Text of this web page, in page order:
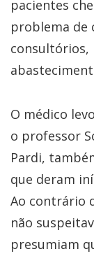
pacientes
problema de
consultórios,
O médico
o professor
Pardi,
que deram
Ao contrário
não
presumiam